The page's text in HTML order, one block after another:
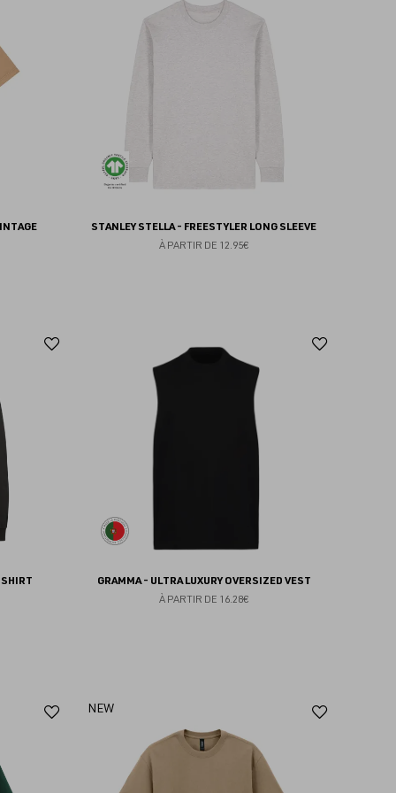
STANLEY STELLA - FREESTYLER LONG SLEEVE
À PARTIR DE 12.95€
SHIRT
GRAMMA - ULTRA LUXURY OVERSIZED VEST
À PARTIR DE 16.28€
Ajouter
NEW